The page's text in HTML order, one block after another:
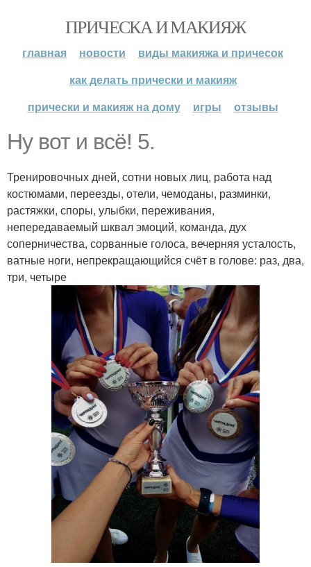
ПРИЧЕСКА И МАКИЯЖ
главная новости
виды макияжа и причесок
как делать прически и макияж
прически и макияж на дому
игры отзывы
Ну вот и всё! 5.
Тренировочных дней, сотни новых лиц, работа над
костюмами, переезды, отели, чемоданы, разминки,
растяжки, споры, улыбки, переживания,
непередаваемый шквал эмоций, команда, дух
соперничества, сорванные голоса, вечерняя усталость,
ватные ноги, непрекращающийся счёт в голове: раз, два,
три, четыре